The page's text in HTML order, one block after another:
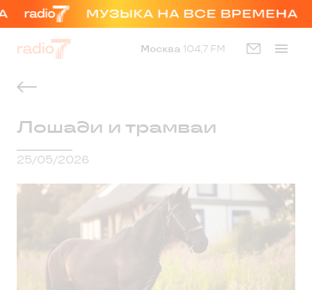
Москва 104,7 FM
Лошади и трамваи
25/05/2026